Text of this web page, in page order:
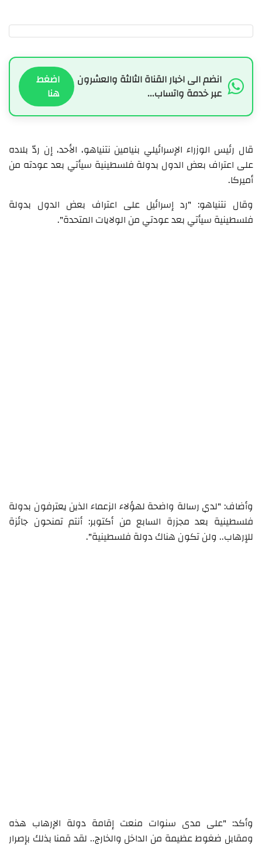
انضم الى اخبار القناة الثالثة والعشرون
عبر خدمة واتساب...
اضغط
هنا
قال رئيس الوزراء الإسرائيلي بنيامين نتنياهو، الأحد، إن ردّ بلاده
على اعتراف بعض الدول بدولة فلسطينية سيأتي بعد عودته من
أميركا.
وقال نتنياهو: "رد إسرائيل على اعتراف بعض الدول بدولة
فلسطينية سيأتي بعد عودتي من الولايات المتحدة".
وأضاف: "لدي رسالة واضحة لهؤلاء الزعماء الذين يعترفون بدولة
فلسطينية بعد مجزرة السابع من أكتوبر: أنتم تمنحون جائزة
للإرهاب.. ولن تكون هناك دولة فلسطينية".
وأكد: "على مدى سنوات منعت إقامة دولة الإرهاب هذه
ومقابل ضغوط عظيمة من الداخل والخارج.. لقد قمنا بذلك بإصرار